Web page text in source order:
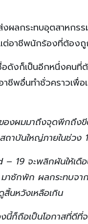
ผลกระทบอุตสาหก
ต่อาชีพนักร้องที่ต้อง
งก็เป็นอีกหนึ่งคนที่ต้
ชีพอื่นทำชั่วคราวเพื่
องผมมาถึงจุดพีกถึ
ถาบันใหญ่ภายในช่วง
19 จะพลิกผันให้เ
าซักพัก ผลกระทบจ
สิ้นหวังเหลือเกิน
นี้ก็ถือเป็นโอกาสที่ดี